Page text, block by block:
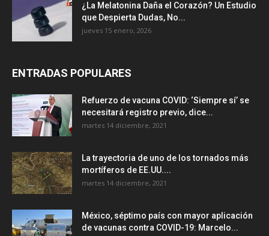
¿La Melatonina Daña el Corazón? Un Estudio
que Despierta Dudas, No...
jueves 15 enero, 2026
ENTRADAS POPULARES
Refuerzo de vacuna COVID: ‘Siempre sí’ se
necesitará registro previo, dice...
martes 14 diciembre, 2021
La trayectoria de uno de los tornados más
mortíferos de EE.UU....
martes 14 diciembre, 2021
México, séptimo país con mayor aplicación
de vacunas contra COVID-19: Marcelo...